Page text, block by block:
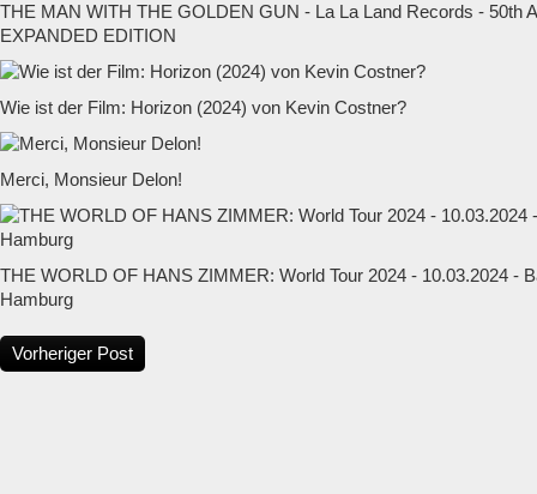
THE MAN WITH THE GOLDEN GUN - La La Land Records - 50th
EXPANDED EDITION
Wie ist der Film: Horizon (2024) von Kevin Costner?
Merci, Monsieur Delon!
THE WORLD OF HANS ZIMMER: World Tour 2024 - 10.03.2024 -
Hamburg
Vorheriger Post